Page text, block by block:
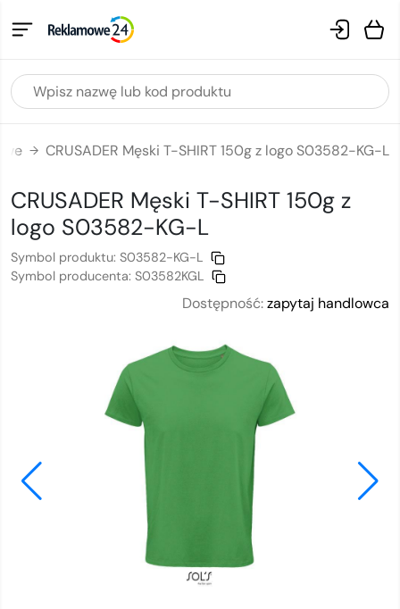
→ CRUSADER Męski T-SHIRT 150g z logo S03582-KG-L
CRUSADER Męski T-SHIRT 150g z
logo S03582-KG-L
Symbol produktu: S03582-KG-L
Symbol producenta: S03582KGL
Dostępność:zapytaj handlowca